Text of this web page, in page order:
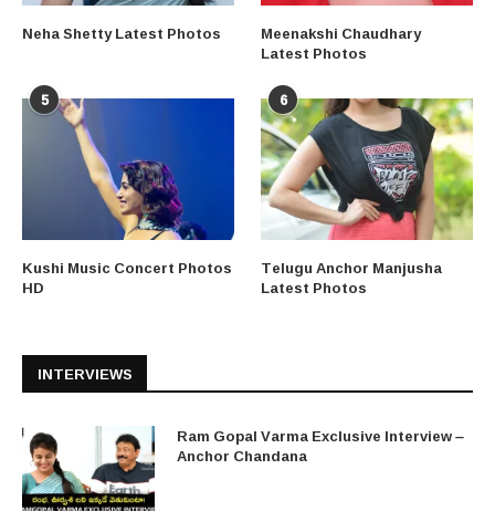
Neha Shetty Latest Photos Meenakshi Chaudhary
Latest Photos
5
Kushi Music Concert Photos
HD
6
Telugu Anchor Manjusha
Latest Photos
INTERVIEWS
Ram Gopal Varma Exclusive Interview –
Anchor Chandana